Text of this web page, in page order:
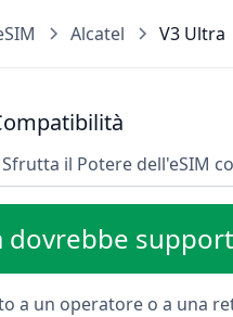
Alcatel V3 Ultra
il Potere dell'eSIM
dovrebbe
a un operatore o a una